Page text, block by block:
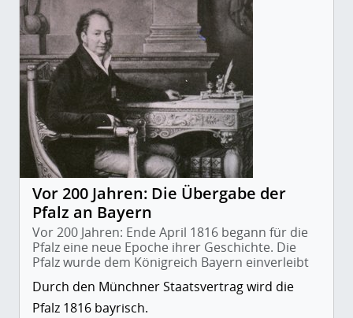
Vor 200 Jahren: Die Übergabe der
Pfalz an Bayern
Vor 200 Jahren: Ende April 1816 begann für die
Pfalz eine neue Epoche ihrer Geschichte. Die
Pfalz wurde dem Königreich Bayern einverleibt
Durch den Münchner Staatsvertrag wird die
Pfalz 1816 bayrisch.